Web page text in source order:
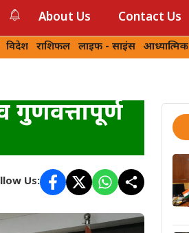
About Us Contact Us
विदेश राशिफल लाइफ - साइंस आध्यात्मिक
गुणवत्तापूर्ण
Us: